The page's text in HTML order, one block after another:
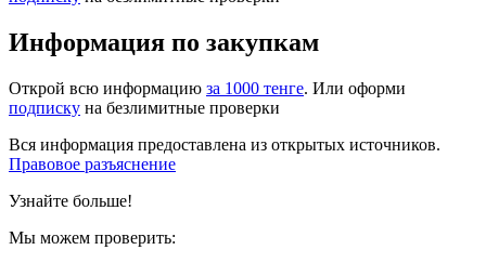
Информация по закупкам
Открой всю информацию за 1000 тенге. Или оформи
подписку на безлимитные проверки
Вся информация предоставлена из открытых источников.
Правовое разъяснение
Узнайте больше!
Мы можем проверить: